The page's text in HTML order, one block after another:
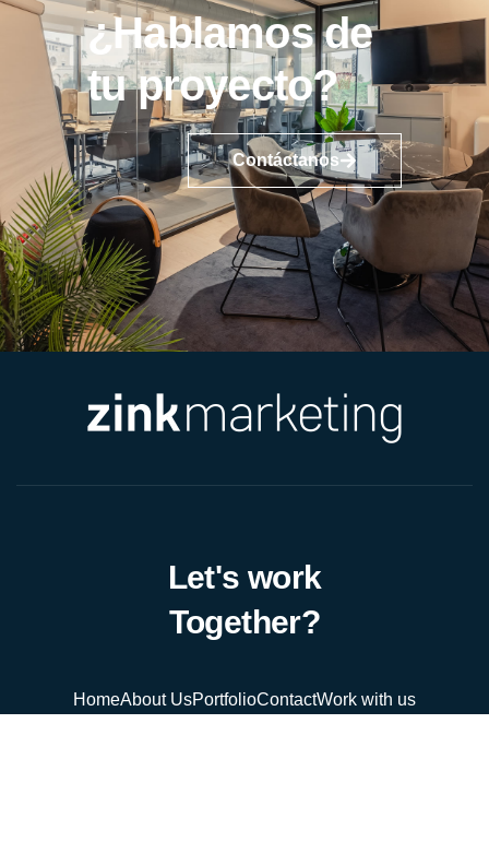
¿Hablamos de
tu proyecto?
Contáctanos
Let's work
Together?
HomeAbout UsPortfolioContactWork with us